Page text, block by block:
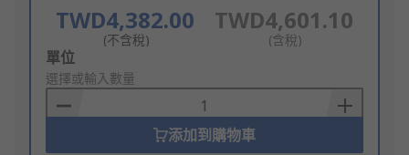
TWD4,382.00
(不含稅)
TWD4,601.10
(含稅)
Add
to
Basket
單位
選擇或輸入數量
添加到購物車